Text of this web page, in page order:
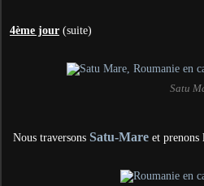
4ème jour (suite)
Satu
Nous traversons Satu-Mare et prenons